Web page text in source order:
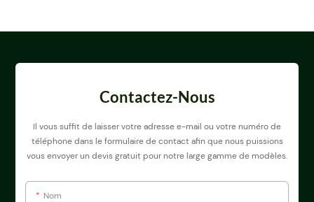
Contactez-Nous
Il vous suffit de laisser votre adresse e-mail ou votre numéro de
téléphone dans le formulaire de contact afin que nous puissions
vous envoyer un devis gratuit pour notre large gamme de modèles.
Nom